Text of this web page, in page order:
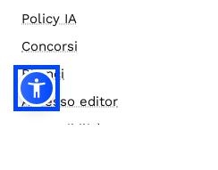
Policy IA
Concorsi
Bilanci
Accesso editor
Accessibilità